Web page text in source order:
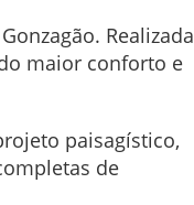
Realizada
maior conforto e
paisagístico,
de